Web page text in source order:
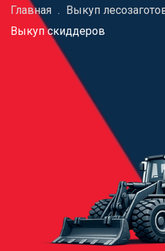
Главная . Выкуп
Выкуп скиддеров